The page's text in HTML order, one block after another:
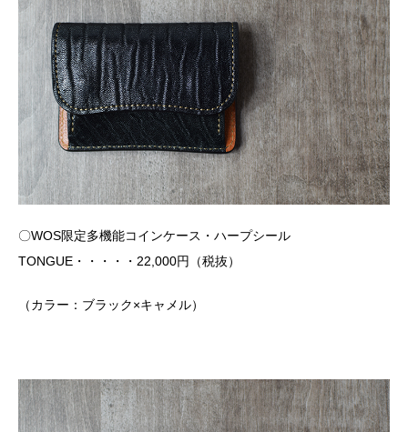
〇WOS限定多機能コインケース・ハープシール
TONGUE・・・・・22,000円（税抜）
（カラー：ブラック×キャメル）